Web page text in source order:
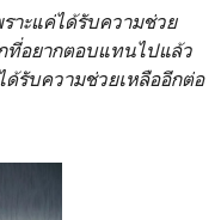
าะแค่ได้รับความช่วย
ที่อยากตอบแทนไปแล้ว
รับความช่วยเหลืออีกต่อ